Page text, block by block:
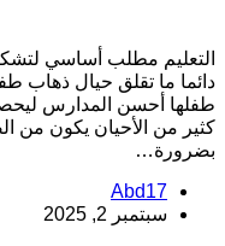
مطلب أساسي
ما تقلق حيال ذهاب
أحسن المدارس
من الأحيان يكون من
Abd17
سبتمبر 2, 2025